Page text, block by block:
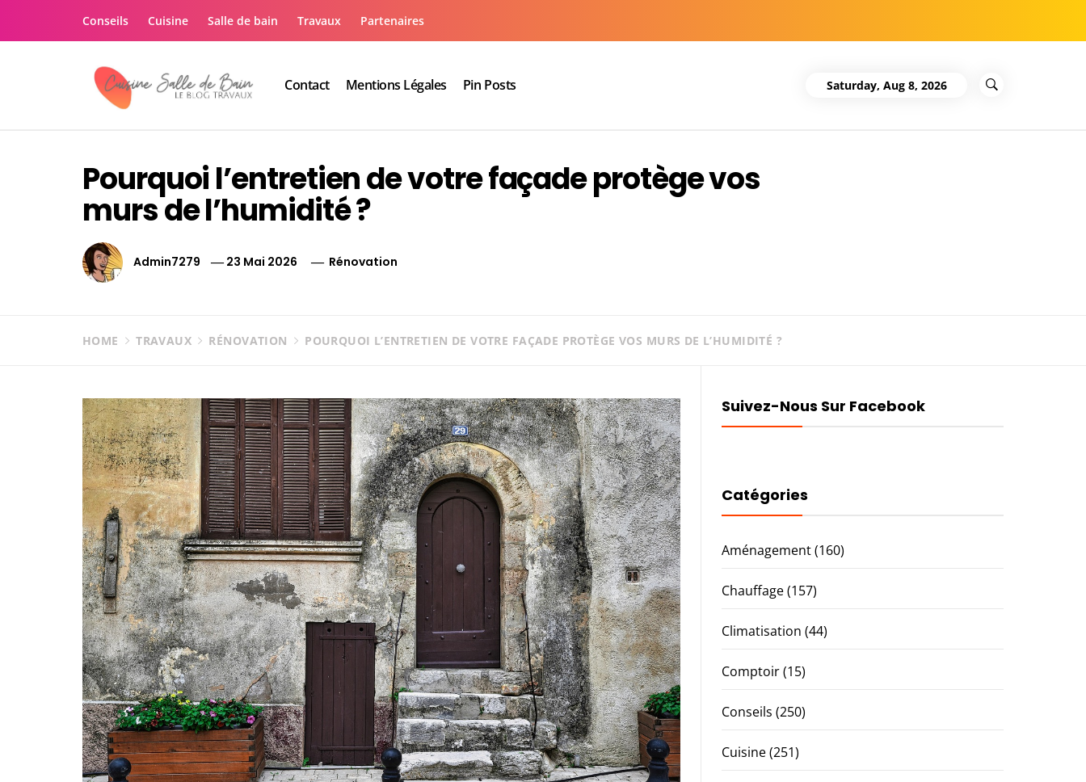
Conseils Cuisine Salle de bain Travaux Partenaires
Contact Mentions Légales Pin Posts Saturday, Aug 8, 2026
Pourquoi l’entretien de votre façade protège vos
murs de l’humidité ?
Admin7279 23 Mai 2026 Rénovation
HOME TRAVAUX RÉNOVATION POURQUOI L’ENTRETIEN DE VOTRE FAÇADE PROTÈGE VOS MURS DE L’HUMIDITÉ ?
Suivez-Nous Sur Facebook
Catégories
Aménagement(160)
Chauffage(157)
Climatisation (44)
Comptoir(15)
Conseils (250)
Cuisine(251)